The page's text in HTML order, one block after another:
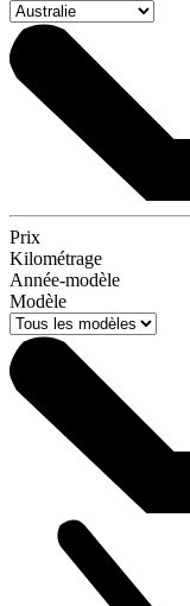
Prix
Kilométrage
Année-modèle
Modèle